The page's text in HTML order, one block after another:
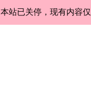
本站已关停，现有内容